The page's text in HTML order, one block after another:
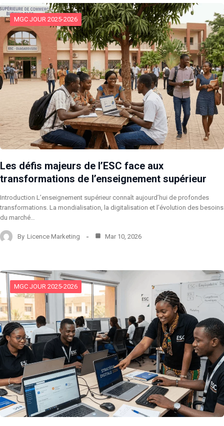
MGC JOUR 2025-2026
Les défis majeurs de l’ESC face aux
transformations de l’enseignement supérieur
Introduction L’enseignement supérieur connaît aujourd’hui de profondes
transformations. La mondialisation, la digitalisation et l’évolution des besoins
du marché…
By Licence Marketing Mar 10, 2026
MGC JOUR 2025-2026